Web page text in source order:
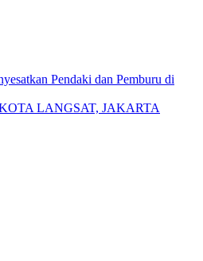
Pendaki dan Pemburu di
LANGSAT, JAKARTA